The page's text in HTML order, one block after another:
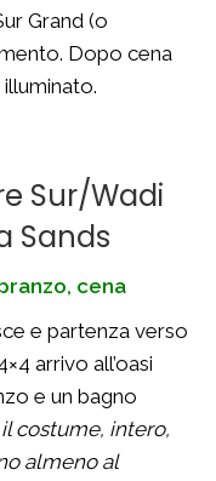
Grand (o
Dopo cena
Sur/Wadi
Sands
cena
e partenza verso
arrivo all’oasi
e un bagno
costume, intero,
almeno al